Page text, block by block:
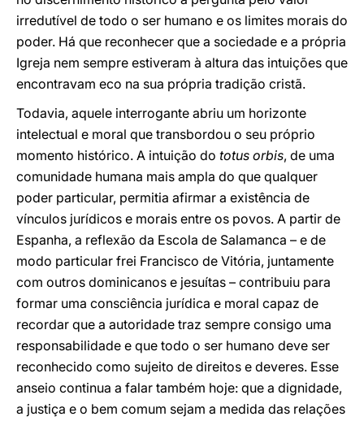
irredutível de todo o ser humano e os limites morais do
poder. Há que reconhecer que a sociedade e a própria
Igreja nem sempre estiveram à altura das intuições que
encontravam eco na sua própria tradição cristã.
Todavia, aquele interrogante abriu um horizonte
intelectual e moral que transbordou o seu próprio
momento histórico. A intuição do totus orbis, de uma
comunidade humana mais ampla do que qualquer
poder particular, permitia afirmar a existência de
vínculos jurídicos e morais entre os povos. A partir de
Espanha, a reflexão da Escola de Salamanca – e de
modo particular frei Francisco de Vitória, juntamente
com outros dominicanos e jesuítas – contribuiu para
formar uma consciência jurídica e moral capaz de
recordar que a autoridade traz sempre consigo uma
responsabilidade e que todo o ser humano deve ser
reconhecido como sujeito de direitos e deveres. Esse
anseio continua a falar também hoje: que a dignidade,
a justiça e o bem comum sejam a medida das relações